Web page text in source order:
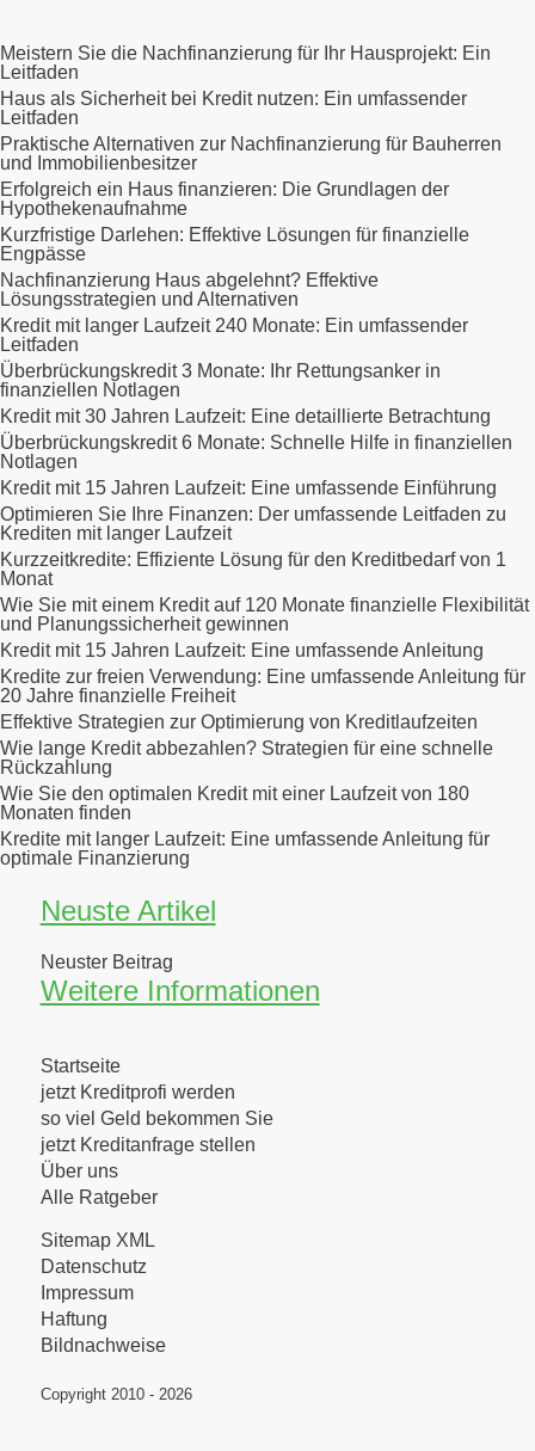
Meistern Sie die Nachfinanzierung für Ihr Hausprojekt: Ein
Leitfaden
Haus als Sicherheit bei Kredit nutzen: Ein umfassender
Leitfaden
Praktische Alternativen zur Nachfinanzierung für Bauherren
und Immobilienbesitzer
Erfolgreich ein Haus finanzieren: Die Grundlagen der
Hypothekenaufnahme
Kurzfristige Darlehen: Effektive Lösungen für finanzielle
Engpässe
Nachfinanzierung Haus abgelehnt? Effektive
Lösungsstrategien und Alternativen
Kredit mit langer Laufzeit 240 Monate: Ein umfassender
Leitfaden
Überbrückungskredit 3 Monate: Ihr Rettungsanker in
finanziellen Notlagen
Kredit mit 30 Jahren Laufzeit: Eine detaillierte Betrachtung
Überbrückungskredit 6 Monate: Schnelle Hilfe in finanziellen
Notlagen
Kredit mit 15 Jahren Laufzeit: Eine umfassende Einführung
Optimieren Sie Ihre Finanzen: Der umfassende Leitfaden zu
Krediten mit langer Laufzeit
Kurzzeitkredite: Effiziente Lösung für den Kreditbedarf von 1
Monat
Wie Sie mit einem Kredit auf 120 Monate finanzielle Flexibilität
und Planungssicherheit gewinnen
Kredit mit 15 Jahren Laufzeit: Eine umfassende Anleitung
Kredite zur freien Verwendung: Eine umfassende Anleitung für
20 Jahre finanzielle Freiheit
Effektive Strategien zur Optimierung von Kreditlaufzeiten
Wie lange Kredit abbezahlen? Strategien für eine schnelle
Rückzahlung
Wie Sie den optimalen Kredit mit einer Laufzeit von 180
Monaten finden
Kredite mit langer Laufzeit: Eine umfassende Anleitung für
optimale Finanzierung
Neuste Artikel
Neuster Beitrag
Weitere Informationen
Startseite
jetzt Kreditprofi werden
so viel Geld bekommen Sie
jetzt Kreditanfrage stellen
Über uns
Alle Ratgeber
Sitemap XML
Datenschutz
Impressum
Haftung
Bildnachweise
Copyright 2010 - 2026